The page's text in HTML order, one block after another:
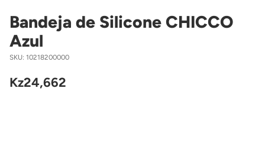
Bandeja de Silicone CHICCO
Azul
SKU: 10218200000
Preço
Kz24,662